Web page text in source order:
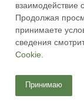
2026 ©
взаимодействие
Продолжая
принимаете
сведения
Cookie
Принимаю